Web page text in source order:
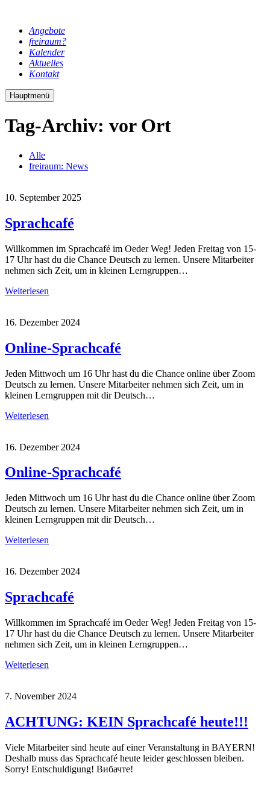
Angebote
freiraum?
Kalender
Aktuelles
Kontakt
Hauptmenü
Tag-Archiv: vor Ort
Alle
freiraum: News
10. September 2025
Sprachcafé
Willkommen im Sprachcafé im Oeder Weg! Jeden Freitag von 15-
17 Uhr hast du die Chance Deutsch zu lernen. Unsere Mitarbeiter
nehmen sich Zeit, um in kleinen Lerngruppen…
Weiterlesen
16. Dezember 2024
Online-Sprachcafé
Jeden Mittwoch um 16 Uhr hast du die Chance online über Zoom
Deutsch zu lernen. Unsere Mitarbeiter nehmen sich Zeit, um in
kleinen Lerngruppen mit dir Deutsch…
Weiterlesen
16. Dezember 2024
Online-Sprachcafé
Jeden Mittwoch um 16 Uhr hast du die Chance online über Zoom
Deutsch zu lernen. Unsere Mitarbeiter nehmen sich Zeit, um in
kleinen Lerngruppen mit dir Deutsch…
Weiterlesen
16. Dezember 2024
Sprachcafé
Willkommen im Sprachcafé im Oeder Weg! Jeden Freitag von 15-
17 Uhr hast du die Chance Deutsch zu lernen. Unsere Mitarbeiter
nehmen sich Zeit, um in kleinen Lerngruppen…
Weiterlesen
7. November 2024
ACHTUNG: KEIN Sprachcafé heute!!!
Viele Mitarbeiter sind heute auf einer Veranstaltung in BAYERN!
Deshalb muss das Sprachcafé heute leider geschlossen bleiben.
Sorry! Entschuldigung! Вибачте!